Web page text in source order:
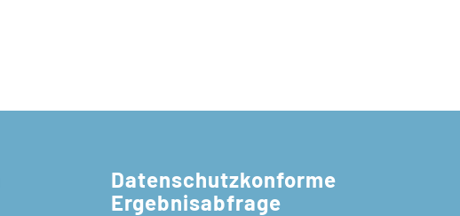
Datenschutzkonforme
Ergebnisabfrage